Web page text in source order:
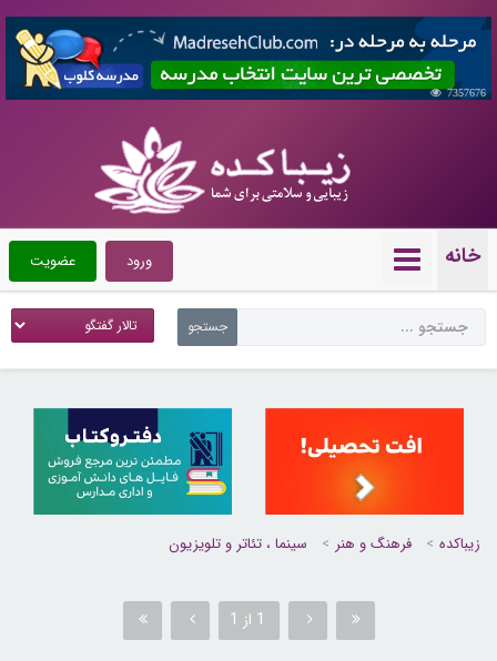
7357676
خانه عضویت ورود
زیباکده فرهنگ و هنر سینما ، تئاتر و تلویزیون
1 از 1